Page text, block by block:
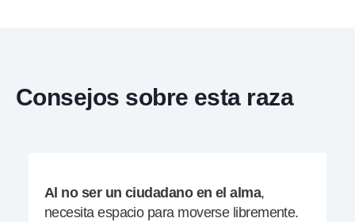
Consejos sobre esta raza
Al no ser un ciudadano en el alma,
necesita espacio para moverse libremente.